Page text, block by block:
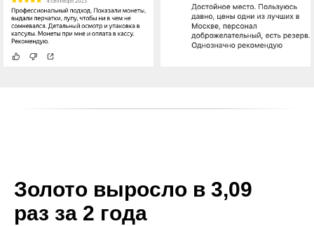
Золото выросло в 3,09
раз за 2 года